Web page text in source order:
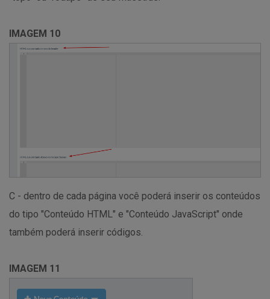
IMAGEM 10
C - dentro de cada página você poderá inserir os conteúdos
do tipo "Conteúdo HTML" e "Conteúdo JavaScript" onde
também poderá inserir códigos.
IMAGEM 11